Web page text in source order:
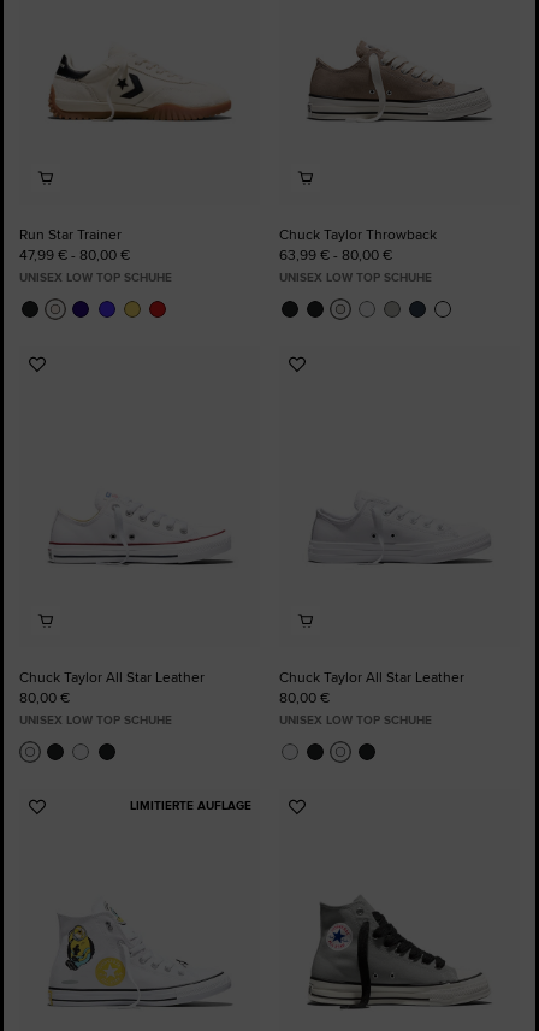
Run Star Trainer
47,99 € - 80,00 €
UNISEX LOW TOP SCHUHE
Chuck Taylor Throwback
63,99 € - 80,00 €
UNISEX LOW TOP SCHUHE
Zu
Chuck Taylor All Star Leather
80,00 €
UNISEX LOW TOP SCHUHE
Zu
Chuck Taylor All Star Leather
80,00 €
UNISEX LOW TOP SCHUHE
LIMITIERTE AUFLAGE
Zu
Zu